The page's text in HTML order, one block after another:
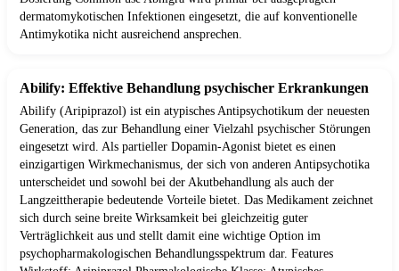
dermatomykotischen Infektionen eingesetzt, die auf konventionelle
Antimykotika nicht ausreichend ansprechen.
Abilify: Effektive Behandlung psychischer Erkrankungen
Abilify (Aripiprazol) ist ein atypisches Antipsychotikum der neuesten
Generation, das zur Behandlung einer Vielzahl psychischer Störungen
eingesetzt wird. Als partieller Dopamin-Agonist bietet es einen
einzigartigen Wirkmechanismus, der sich von anderen Antipsychotika
unterscheidet und sowohl bei der Akutbehandlung als auch der
Langzeittherapie bedeutende Vorteile bietet. Das Medikament zeichnet
sich durch seine breite Wirksamkeit bei gleichzeitig guter
Verträglichkeit aus und stellt damit eine wichtige Option im
psychopharmakologischen Behandlungsspektrum dar. Features